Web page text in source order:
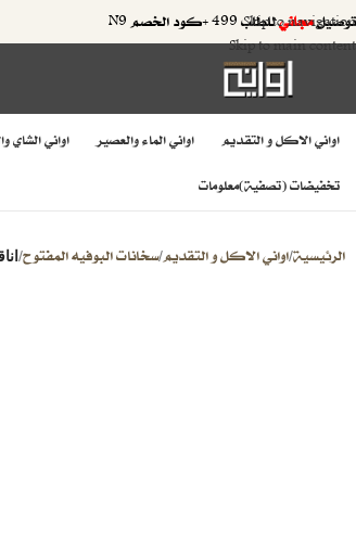
Skip to navigation
Skip to main content
توصيلمجانيللطلب 499 +كود الخصم N9
اواني الاكل و التقديم اواني الماء والعصير اواني الشاي
تخفيضات (تصفية)معلومات
الرئيسية/اواني الاكل و التقديم/سخانات البوفيه المفتوح/